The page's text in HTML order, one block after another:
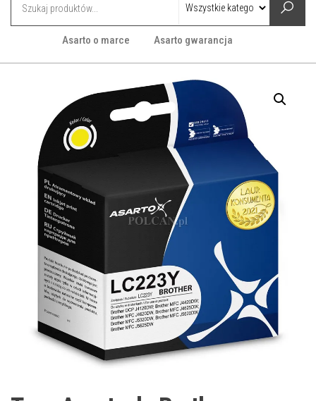
Asarto o marce Asarto gwarancja